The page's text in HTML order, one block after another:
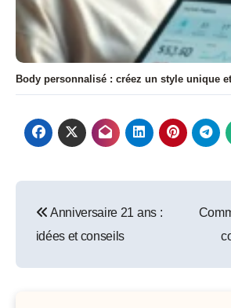
Body personnalisé : créez un style unique
de
l’article
Anniversaire 21 ans :
idées et conseils